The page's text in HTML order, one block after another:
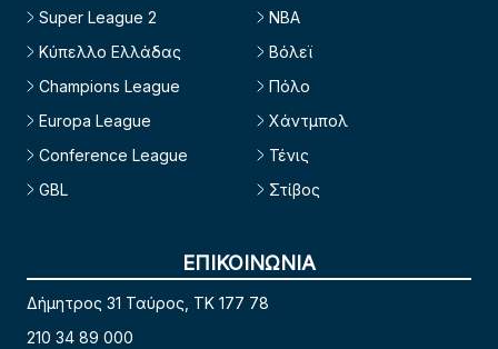
Super League 2
Κύπελλο Ελλάδας
Champions League
Europa League
Conference League
GBL
NBA
Βόλεϊ
Πόλο
Χάντμπολ
Τένις
Στίβος
ΕΠΙΚΟΙΝΩΝΙΑ
Δήμητρος 31 Ταύρος, TK 177 78
210 34 89 000